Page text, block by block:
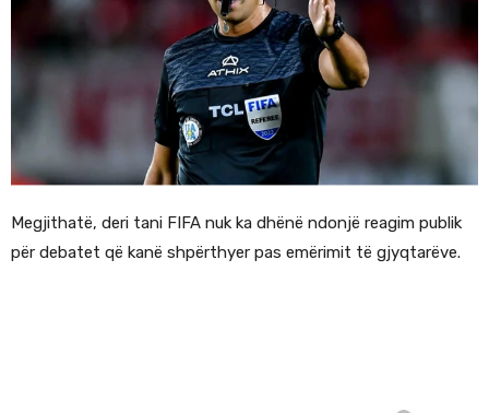
Megjithatë, deri tani FIFA nuk ka dhënë ndonjë reagim publik
për debatet që kanë shpërthyer pas emërimit të gjyqtarëve.